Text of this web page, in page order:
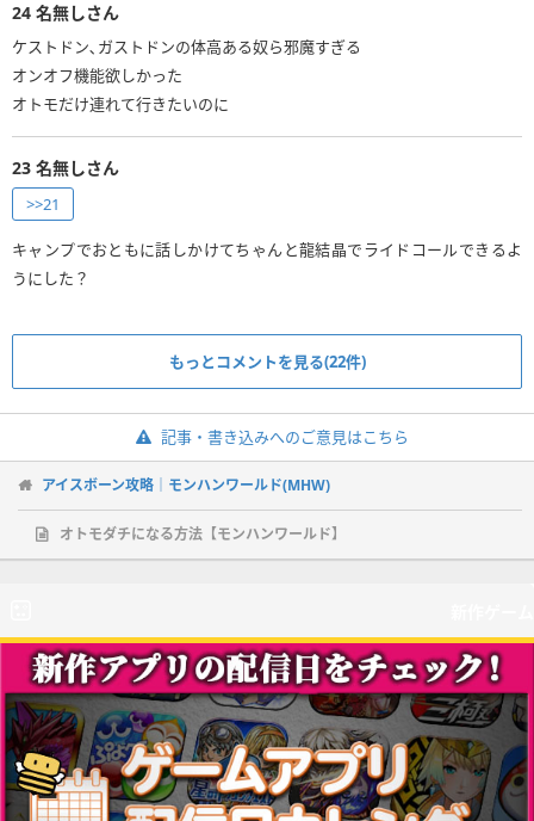
24 名無しさん
ケストドン､ガストドンの体高ある奴ら邪魔すぎる
オンオフ機能欲しかった
オトモだけ連れて行きたいのに
23 名無しさん
>>21
キャンプでおともに話しかけてちゃんと龍結晶でライドコールできるよ
うにした？
もっとコメントを見る(22件)
記事・書き込みへのご意見はこちら
アイスボーン攻略｜モンハンワールド(MHW)
オトモダチになる方法【モンハンワールド】